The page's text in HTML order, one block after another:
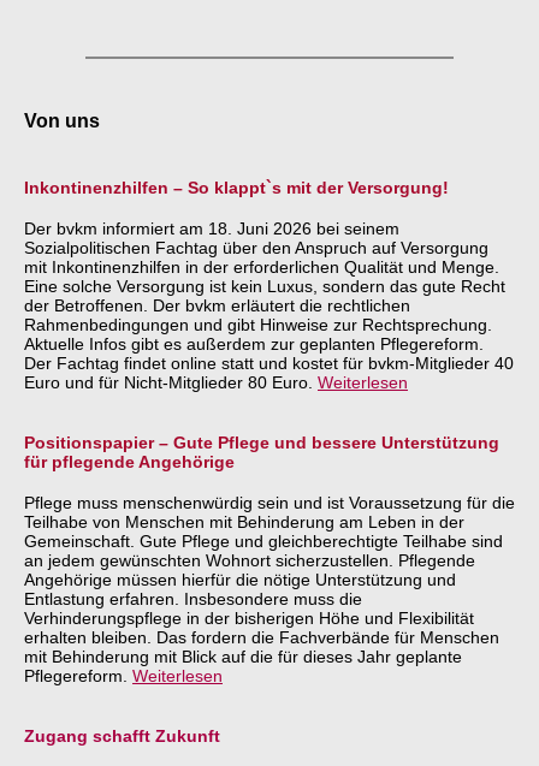
Von uns
Inkontinenzhilfen – So klappt`s mit der Versorgung!
Der bvkm informiert am 18. Juni 2026 bei seinem
Sozialpolitischen Fachtag über den Anspruch auf Versorgung
mit Inkontinenzhilfen in der erforderlichen Qualität und Menge.
Eine solche Versorgung ist kein Luxus, sondern das gute Recht
der Betroffenen. Der bvkm erläutert die rechtlichen
Rahmenbedingungen und gibt Hinweise zur Rechtsprechung.
Aktuelle Infos gibt es außerdem zur geplanten Pflegereform.
Der Fachtag findet online statt und kostet für bvkm-Mitglieder 40
Euro und für Nicht-Mitglieder 80 Euro. Weiterlesen
Positionspapier – Gute Pflege und bessere Unterstützung
für pflegende Angehörige
Pflege muss menschenwürdig sein und ist Voraussetzung für die
Teilhabe von Menschen mit Behinderung am Leben in der
Gemeinschaft. Gute Pflege und gleichberechtigte Teilhabe sind
an jedem gewünschten Wohnort sicherzustellen. Pflegende
Angehörige müssen hierfür die nötige Unterstützung und
Entlastung erfahren. Insbesondere muss die
Verhinderungspflege in der bisherigen Höhe und Flexibilität
erhalten bleiben. Das fordern die Fachverbände für Menschen
mit Behinderung mit Blick auf die für dieses Jahr geplante
Pflegereform. Weiterlesen
Zugang schafft Zukunft